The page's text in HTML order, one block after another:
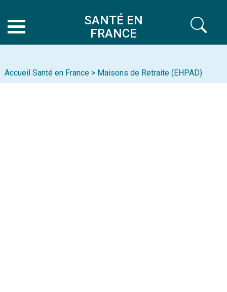
SANTÉ EN
FRANCE
Accueil Santé en France > Maisons de Retraite (EHPAD)